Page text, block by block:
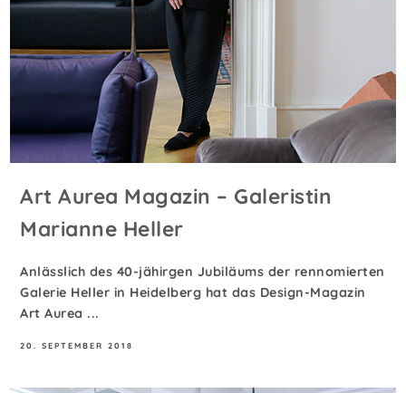
Art Aurea Magazin – Galeristin
Marianne Heller
Anlässlich des 40-jähirgen Jubiläums der rennomierten
Galerie Heller in Heidelberg hat das Design-Magazin
Art Aurea ...
20. SEPTEMBER 2018